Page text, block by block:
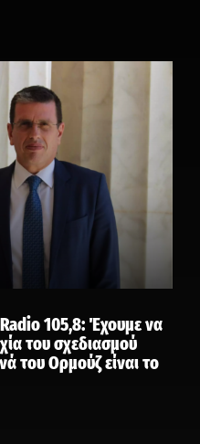
105,8: Έχουμε να
του σχεδιασμού
του Ορμούζ είναι το